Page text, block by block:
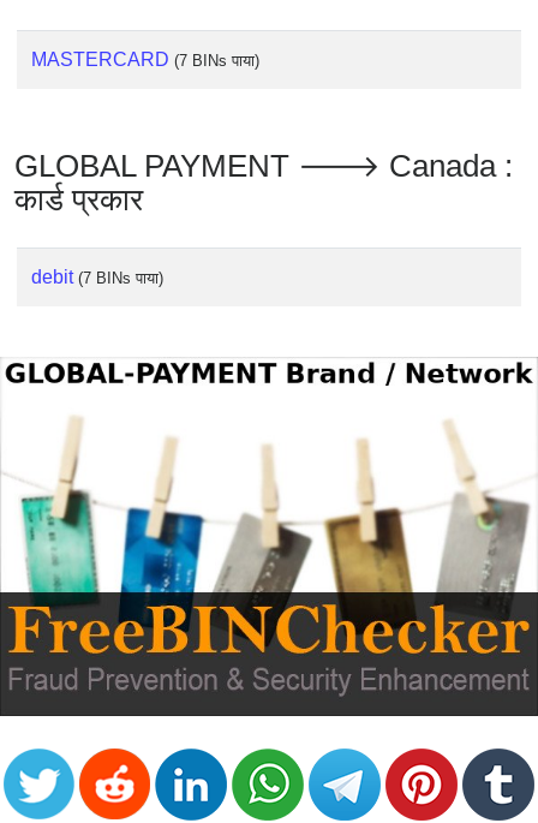
MASTERCARD (7 BINs पाया)
GLOBAL PAYMENT 🡒 Canada :
कार्ड प्रकार
debit (7 BINs पाया)